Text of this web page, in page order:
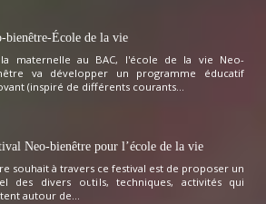
bienêtre-École de la vie
maternelle au BAC, l'école de la vie Neo-
va développer un programme éducatif
(inspiré de différents courants...
Neo-bienêtre pour l’école de la vie
souhait à travers ce festival est de proposer un
des divers outils, techniques, activités qui
autour de...